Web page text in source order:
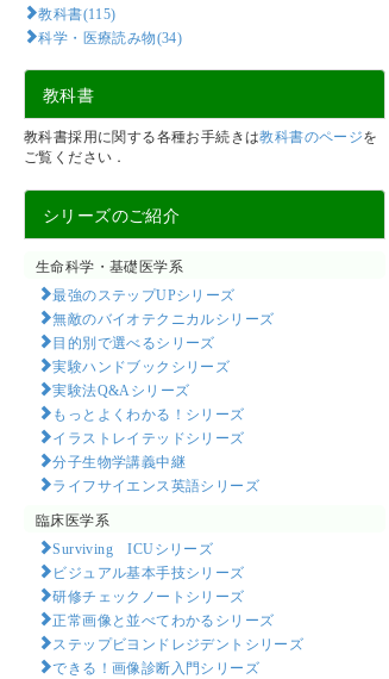
教科書(115)
科学・医療読み物(34)
教科書
教科書採用に関する各種お手続きは教科書のページを
ご覧ください．
シリーズのご紹介
生命科学・基礎医学系
最強のステップUPシリーズ
無敵のバイオテクニカルシリーズ
目的別で選べるシリーズ
実験ハンドブックシリーズ
実験法Q&Aシリーズ
もっとよくわかる！シリーズ
イラストレイテッドシリーズ
分子生物学講義中継
ライフサイエンス英語シリーズ
臨床医学系
Surviving ICUシリーズ
ビジュアル基本手技シリーズ
研修チェックノートシリーズ
正常画像と並べてわかるシリーズ
ステップビヨンドレジデントシリーズ
できる！画像診断入門シリーズ